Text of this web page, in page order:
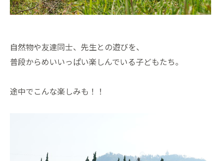
自然物や友達同士、先生との遊びを、
普段からめいいっぱい楽しんでいる子どもたち。
途中でこんな楽しみも！！